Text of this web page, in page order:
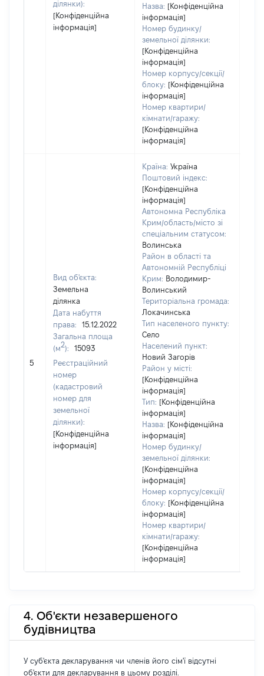
ділянки):
[Конфіденційна
інформація]
Назва: [Конфіденційна
інформація]
Номер будинку/
земельної ділянки:
[Конфіденційна
інформація]
Номер корпусу/секції/
блоку: [Конфіденційна
інформація]
Номер квартири/
кімнати/гаражу:
[Конфіденційна
інформація]
5
Вид об'єкта:
Земельна
ділянка
Дата набуття
права:
15.12.2022
Загальна площа
(м2):
15093
Реєстраційний
номер
(кадастровий
номер для
земельної
ділянки):
[Конфіденційна
інформація]
Країна: Україна
Поштовий індекс:
[Конфіденційна
інформація]
Автономна Республіка
Крим/область/місто зі
спеціальним статусом:
Волинська
Район в області та
Автономній Республіці
Крим: Володимир-
Волинський
Територіальна громада:
Локачинська
Тип населеного пункту:
Село
Населений пункт:
Новий Загорів
Район у місті:
[Конфіденційна
інформація]
Тип: [Конфіденційна
інформація]
Назва: [Конфіденційна
інформація]
Номер будинку/
земельної ділянки:
[Конфіденційна
інформація]
Номер корпусу/секції/
блоку: [Конфіденційна
інформація]
Номер квартири/
кімнати/гаражу:
[Конфіденційна
інформація]
4. Об'єкти незавершеного
будівництва
У суб'єкта декларування чи членів його сім'ї відсутні
об'єкти для декларування в цьому розділі.